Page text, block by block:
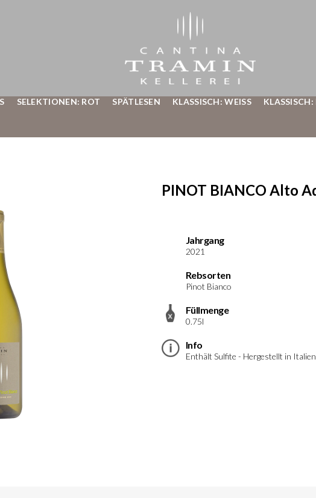
SELEKTIONEN: ROT SPÄTLESEN KLASSISCH: WEISS KLASSISCH:
PINOT BIANCO Alto
Jahrgang
2021
Rebsorten
Pinot Bianco
Füllmenge
0.75l
Info
Enthält Sulfite - Hergestellt in Italien